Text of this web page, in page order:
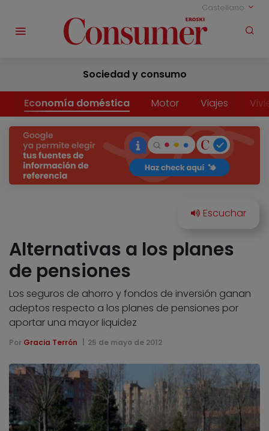
Castellano
Sociedad y consumo
Economía doméstica Motor Viajes
Alternativas a los planes
de pensiones
Los seguros de ahorro y fondos de inversión ganan
adeptos respecto a los planes de pensiones por
aportar una mayor liquidez
Por Gracia Terrón 25 de mayo de 2012